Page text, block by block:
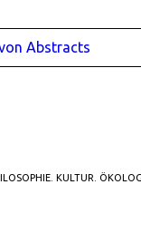
Abstracts
KULTUR.